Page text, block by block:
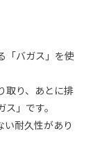
「バガス」を使
取り、あとに排
」です。
い耐久性があり